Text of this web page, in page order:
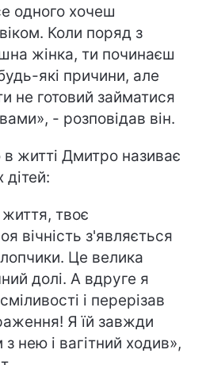
одного хочеш
Коли поряд з
жінка, ти починаєш
які причини, але
не готовий займатися
- розповідав він.
житті Дмитро називає
дітей:
твоє
вічність з'являється
Це велика
долі. А вдруге я
і перерізав
Я їй завжди
нею і вагітний ходив»,